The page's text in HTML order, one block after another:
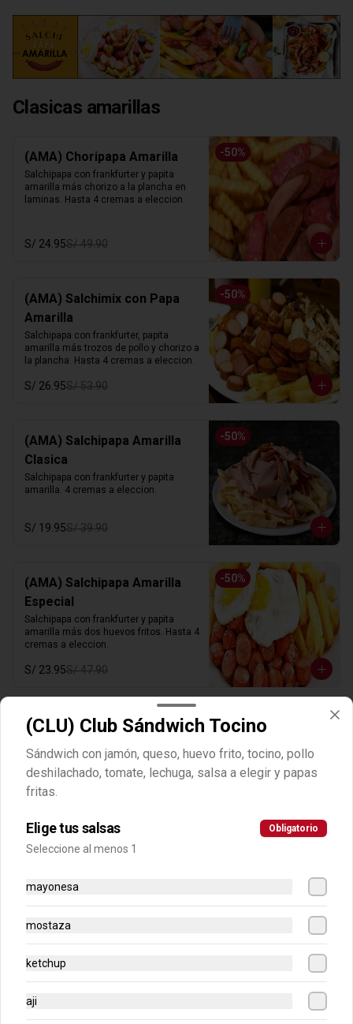
Clasicas amarillas
-50%
(AMA) Choripapa Amarilla
Salchipapa con frankfurter y papita
amarilla más chorizo a la plancha en
laminas. Hasta 4 cremas a eleccion.
S/ 24.95S/ 49.90
-50%
(AMA) Salchimix con Papa
Amarilla
Salchipapa con frankfurter, papita
amarilla más trozos de pollo y chorizo a
la plancha. Hasta 4 cremas a eleccion.
S/ 26.95S/ 53.90
-50%
(AMA) Salchipapa Amarilla
Clasica
Salchipapa con frankfurter y papita
amarilla. 4 cremas a eleccion.
S/ 19.95S/ 39.90
-50%
(AMA) Salchipapa Amarilla
Especial
Salchipapa con frankfurter y papita
amarilla más dos huevos fritos. Hasta 4
cremas a eleccion.
S/ 23.95S/ 47.90
-50%
(AMA) Salchipapa Amarilla a
Salchipapa con frankfurter, papita
amarilla, platanos y huevo frito. Hasta 4
cremas a eleccion.
Amarilla
Salchipapa con frankfurter y papita
huevo frito. Hasta 4 cremas a eleccion.
(AMA) Salchipollo con Papa
(CLU) Club Sándwich Tocino
Sándwich con jamón, queso, huevo frito, tocino, pollo
deshilachado, tomate, lechuga, salsa a elegir y papas
fritas.
Elige tus salsas Obligatorio
Seleccione al menos 1
mayonesa
mostaza
ketchup
aji